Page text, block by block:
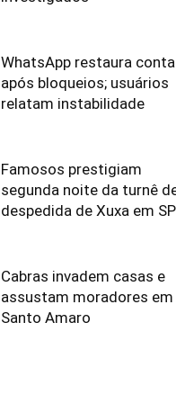
WhatsApp restaura
após bloqueios; usuários
relatam instabilidade
Famosos prestigiam
segunda noite da turnê
despedida de Xuxa em SP
Cabras invadem casas e
assustam moradores em
Santo Amaro